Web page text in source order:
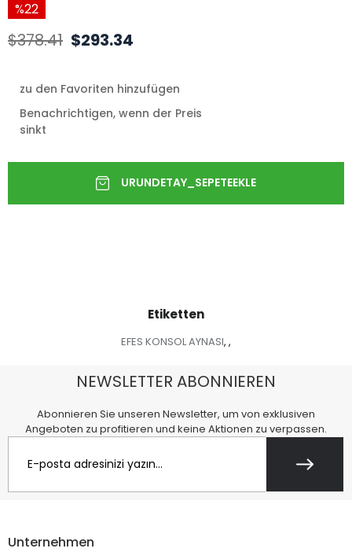
22
$378.41 $293.34
zu den Favoriten hinzufügen
Benachrichtigen, wenn der Preis
sinkt
Etiketten
EFES KONSOL AYNASI, ,
NEWSLETTER ABONNIEREN
Abonnieren Sie unseren Newsletter, um von exklusiven
Angeboten zu profitieren und keine Aktionen zu verpassen.
Unternehmen